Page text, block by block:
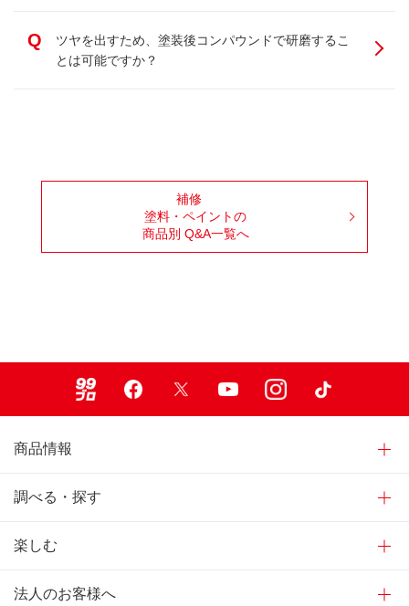
Q
ツヤを出すため、塗装後コンパウンドで研磨するこ
とは可能ですか？
補修
塗料・ペイントの
商品別 Q&A一覧へ
商品情報
調べる・探す
楽しむ
法人のお客様へ